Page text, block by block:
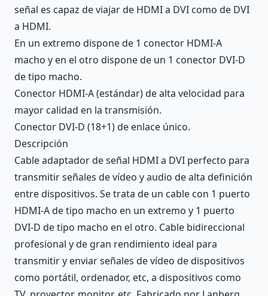
señal es capaz de viajar de HDMI a DVI como de DVI
a HDMI.
En un extremo dispone de 1 conector HDMI-A
macho y en el otro dispone de un 1 conector DVI-D
de tipo macho.
Conector HDMI-A (estándar) de alta velocidad para
mayor calidad en la transmisión.
Conector DVI-D (18+1) de enlace único.
Descripción
Cable adaptador de señal HDMI a DVI perfecto para
transmitir señales de vídeo y audio de alta definición
entre dispositivos. Se trata de un cable con 1 puerto
HDMI-A de tipo macho en un extremo y 1 puerto
DVI-D de tipo macho en el otro. Cable bidireccional
profesional y de gran rendimiento ideal para
transmitir y enviar señales de vídeo de dispositivos
como portátil, ordenador, etc, a dispositivos como